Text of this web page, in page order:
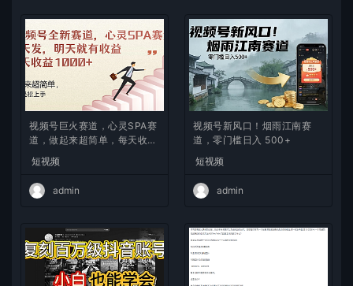
视频号巨火赛道，心灵SPA赛
道，做起来超简单，每天收益
800+
短视频
admin
视频号新风口！烟雨江南赛
道，零门槛日入 500+
短视频
admin